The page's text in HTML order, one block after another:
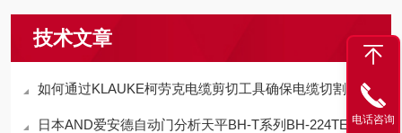
技术文章
如何通过KLAUKE柯劳克电缆剪切工具确保电缆切割精度？
日本AND爱安德自动门分析天平BH-T系列BH-224TE技术参数电话咨询